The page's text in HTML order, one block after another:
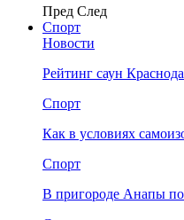
Пред След
Спорт
Новости
Рейтинг саун
Спорт
Как в условиях
Спорт
В пригороде Анапы